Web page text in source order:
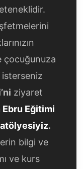
çocuğunuza
ziyaret
Ebru Eğitimi
.
bilgi ve
ve kurs